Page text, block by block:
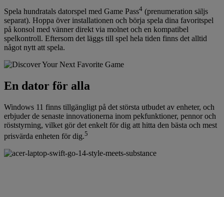
Spela hundratals datorspel med Game Pass4 (prenumeration säljs
separat). Hoppa över installationen och börja spela dina favoritspel
på konsol med vänner direkt via molnet och en kompatibel
spelkontroll. Eftersom det läggs till spel hela tiden finns det alltid
något nytt att spela.
En dator för alla
Windows 11 finns tillgängligt på det största utbudet av enheter, och
erbjuder de senaste innovationerna inom pekfunktioner, pennor och
röststyrning, vilket gör det enkelt för dig att hitta den bästa och mest
prisvärda enheten för dig.5